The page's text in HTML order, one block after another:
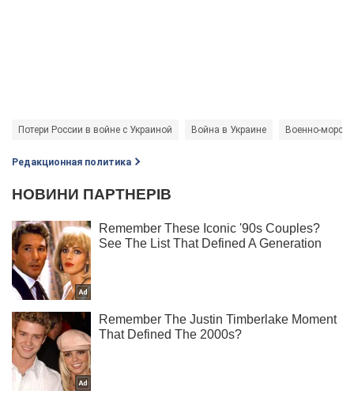
Потери России в войне с Украиной Война в Украине Военно-
Редакционная политика